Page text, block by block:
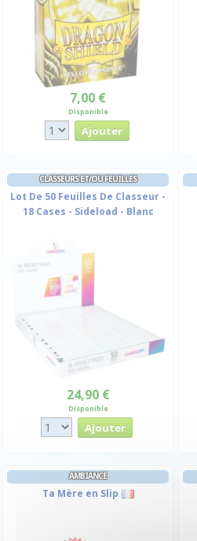
7,00 €
Disponible
CLASSEURS ET/OU FEUILLES
Lot De 50 Feuilles De Classeur -
18 Cases - Sideload - Blanc
24,90 €
Disponible
AMBIANCE
Ta Mère en Slip